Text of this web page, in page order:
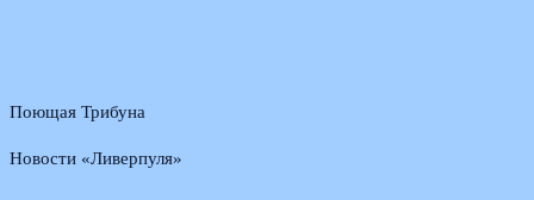
Поющая Трибуна
Новости «Ливерпуля»